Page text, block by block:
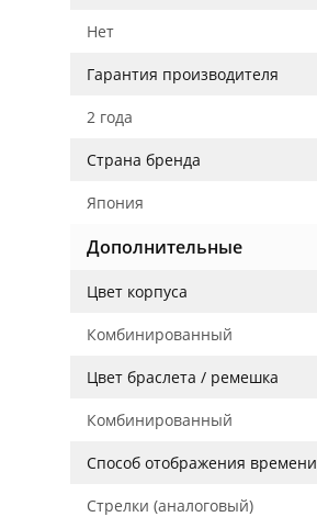
Нет
Гарантия производителя
2 года
Страна бренда
Япония
Дополнительные
Цвет корпуса
Комбинированный
Цвет браслета / ремешка
Комбинированный
Способ отображения времени
Стрелки (аналоговый)